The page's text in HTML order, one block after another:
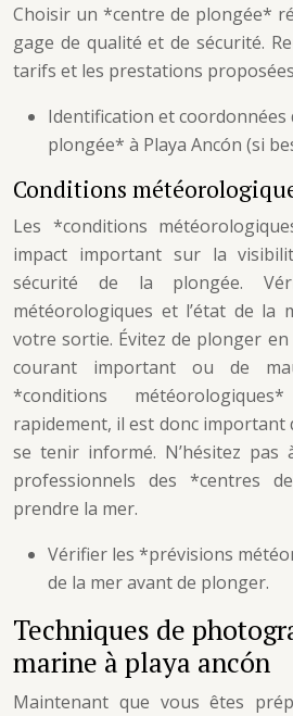
Choisir un *centre de plongée*
gage de qualité et de sécurité.
tarifs et les prestations
Identification et coordonnées
plongée* à Playa Ancón (si
Conditions
Les *conditions
impact important sur la
sécurité de la plongée.
météorologiques et l’état de la
votre sortie. Évitez de plonger
courant important ou de
*conditions
rapidement, il est donc important
se tenir informé. N’hésitez pas
professionnels des *centres
prendre la mer.
Vérifier les *prévisions
de la mer avant de plonger.
Techniques de
marine à playa ancón
Maintenant que vous êtes